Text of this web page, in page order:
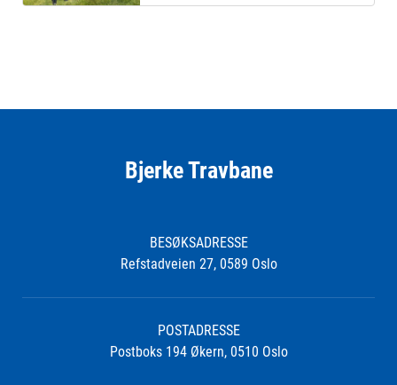
Bjerke Travbane
BESØKSADRESSE
Refstadveien 27, 0589 Oslo
POSTADRESSE
Postboks 194 Økern, 0510 Oslo